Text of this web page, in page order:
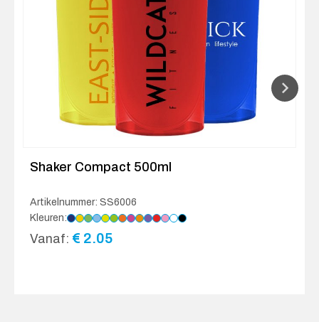
Shaker Compact 500ml
Artikelnummer: SS6006
Kleuren:
Vanaf: € 2.05